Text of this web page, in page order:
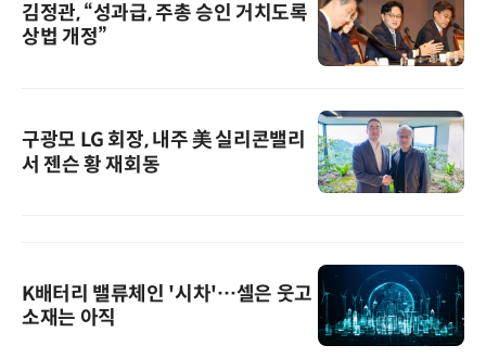
김정관, “성과급, 주총 승인 거치도록
상법 개정”
구광모 LG 회장, 내주 美 실리콘밸리
서 젠슨 황 재회동
K배터리 밸류체인 '시차'…셀은 웃고
소재는 아직